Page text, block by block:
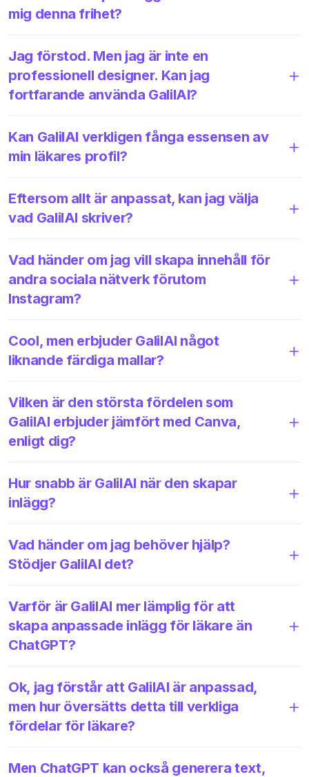
mig denna frihet?
Jag förstod. Men jag är inte en
professionell designer. Kan jag
fortfarande använda GalilAI?
Kan GalilAI verkligen fånga essensen av
min läkares profil?
Eftersom allt är anpassat, kan jag välja
vad GalilAI skriver?
Vad händer om jag vill skapa innehåll för
andra sociala nätverk förutom
Instagram?
Cool, men erbjuder GalilAI något
liknande färdiga mallar?
Vilken är den största fördelen som
GalilAI erbjuder jämfört med Canva,
enligt dig?
Hur snabb är GalilAI när den skapar
inlägg?
Vad händer om jag behöver hjälp?
Stödjer GalilAI det?
Varför är GalilAI mer lämplig för att
skapa anpassade inlägg för läkare än
ChatGPT?
Ok, jag förstår att GalilAI är anpassad,
men hur översätts detta till verkliga
fördelar för läkare?
Men ChatGPT kan också generera text,